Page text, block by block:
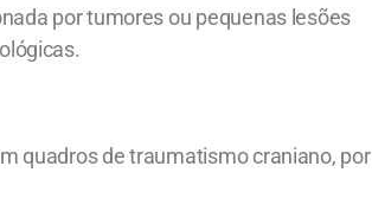
por tumores ou pequenas lesões
quadros de traumatismo craniano, por